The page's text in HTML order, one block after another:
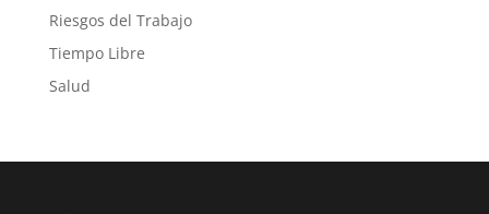
Riesgos del Trabajo
Tiempo Libre
Salud